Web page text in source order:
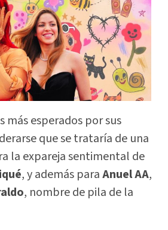
más esperados por sus
que se trataría de una
la expareja sentimental de
, y además paraAnuel AA,
, nombre de pila de la